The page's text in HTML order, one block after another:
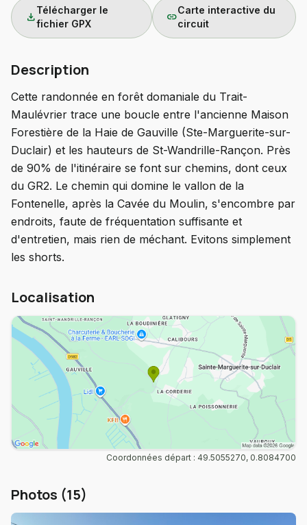
download
Télécharger le
fichier GPX
link
Carte interactive du
circuit
Description
Cette randonnée en forêt domaniale du Trait-
Maulévrier trace une boucle entre l'ancienne Maison
Forestière de la Haie de Gauville (Ste-Marguerite-sur-
Duclair) et les hauteurs de St-Wandrille-Rançon. Près
de 90% de l'itinéraire se font sur chemins, dont ceux
du GR2. Le chemin qui domine le vallon de la
Fontenelle, après la Cavée du Moulin, s'encombre par
endroits, faute de fréquentation suffisante et
d'entretien, mais rien de méchant. Evitons simplement
les shorts.
Localisation
Coordonnées départ : 49.5055270, 0.8084700
Photos (15)